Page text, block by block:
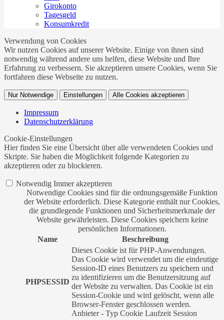
Girokonto
Tagesgeld
Konsumkredit
Verwendung von Cookies
Wir nutzen Cookies auf unserer Website. Einige von ihnen sind
notwendig während andere uns helfen, diese Website und Ihre
Erfahrung zu verbessern. Sie akzeptieren unsere Cookies, wenn Sie
fortfahren diese Webseite zu nutzen.
Nur Notwendige Einstellungen Alle Cookies akzeptieren
Impressum
Datenschutzerklärung
Cookie-Einstellungen
Hier finden Sie eine Übersicht über alle verwendeten Cookies und
Skripte. Sie haben die Möglichkeit folgende Kategorien zu
akzeptieren oder zu blockieren.
Notwendig Immer akzeptieren
Notwendige Cookies sind für die ordnungsgemäße Funktion
der Website erforderlich. Diese Kategorie enthält nur Cookies,
die grundlegende Funktionen und Sicherheitsmerkmale der
Website gewährleisten. Diese Cookies speichern keine
persönlichen Informationen.
Name
Beschreibung
PHPSESSID
Dieses Cookie ist für PHP-Anwendungen.
Das Cookie wird verwendet um die eindeutige
Session-ID eines Benutzers zu speichern und
zu identifizieren um die Benutzersitzung auf
der Website zu verwalten. Das Cookie ist ein
Session-Cookie und wird gelöscht, wenn alle
Browser-Fenster geschlossen werden.
Anbieter - Typ Cookie Laufzeit Session